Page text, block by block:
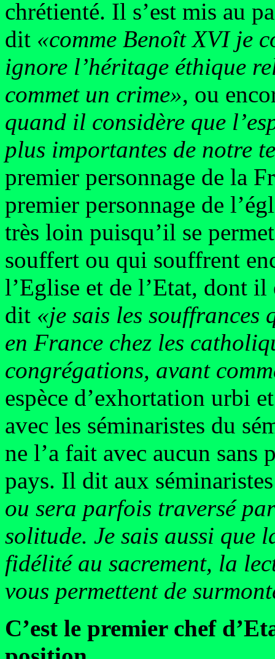
chrétienté. Il s’est mis au
dit «comme Benoît XVI je
ignore l’héritage éthique
commet un crime», ou
quand il considère que
plus importantes de notre
premier personnage de la
premier personnage de
très loin puisqu’il se
souffert ou qui souffrent
l’Eglise et de l’Etat, dont
dit «je sais les souffrances
en France chez les
congrégations, avant
espèce d’exhortation urbi
avec les séminaristes du
ne l’a fait avec aucun
pays. Il dit aux
ou sera parfois traversé
solitude. Je sais aussi que
fidélité au sacrement, la
vous permettent de
C’est le premier chef